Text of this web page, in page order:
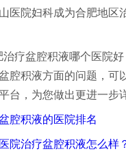
医院妇科成为合肥地区
盆腔积液哪个医院好
腔积液方面的问题，可
台，为您做出更进一步
腔积液的医院排名
院治疗盆腔积液怎么样